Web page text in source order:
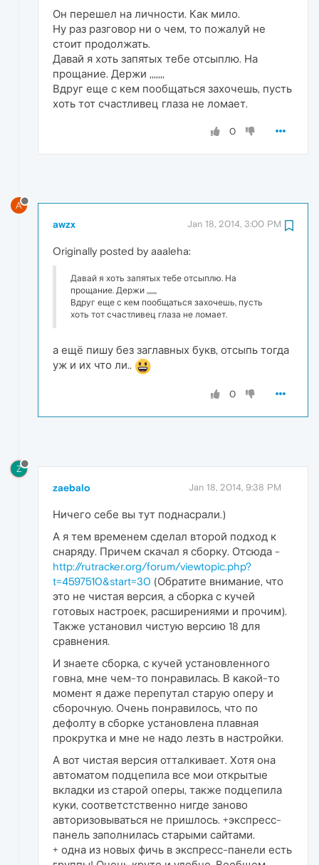
Он перешел на личности. Как мило.
Ну раз разговор ни о чем, то пожалуй не
стоит продолжать.
Давай я хоть запятых тебе отсыплю. На
прощание. Держи ,,,,,,,
Вдруг еще с кем пообщаться захочешь, пусть
хоть тот счастливец глаза не ломает.
0
A
awzx Jan 18, 2014, 3:00 PM
Originally posted by aaaleha:
Давай я хоть запятых тебе отсыплю. На
прощание. Держи ,,,,,,,
Вдруг еще с кем пообщаться захочешь, пусть
хоть тот счастливец глаза не ломает.
а ещё пишу без заглавных букв, отсыпь тогда
уж и их что ли..
0
Z
zaebalo Jan 18, 2014, 9:38 PM
Ничего себе вы тут поднасрали.)
А я тем временем сделал второй подход к
снаряду. Причем скачал я сборку. Отсюда -
http://rutracker.org/forum/viewtopic.php?
t=4597510&start=30 (Обратите внимание, что
это не чистая версия, а сборка с кучей
готовых настроек, расширениями и прочим).
Также установил чистую версию 18 для
сравнения.
И знаете сборка, с кучей установленного
говна, мне чем-то понравилась. В какой-то
момент я даже перепутал старую оперу и
сборочную. Очень понравилось, что по
дефолту в сборке установлена плавная
прокрутка и мне не надо лезть в настройки.
А вот чистая версия отталкивает. Хотя она
автоматом подцепила все мои открытые
вкладки из старой оперы, также подцепила
куки, соответстственно нигде заново
авторизовываться не пришлось. +экспресс-
панель заполнилась старыми сайтами.
+ одна из новых фичь в экспресс-панели есть